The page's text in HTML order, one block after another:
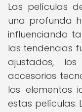
Las películas
una profunda
influenciando
las tendencias
ajustados,
accesorios
los elementos
estas películas.